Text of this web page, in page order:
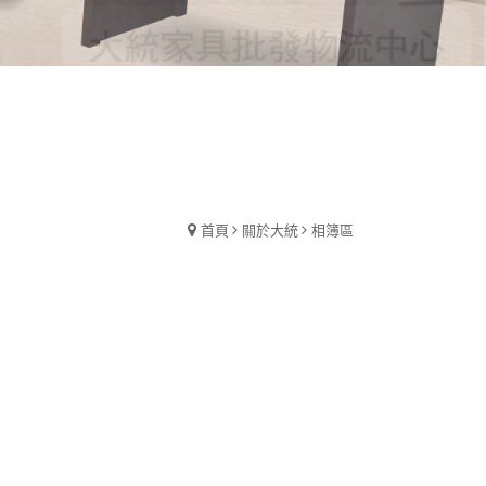
首頁 關於大統 相簿區